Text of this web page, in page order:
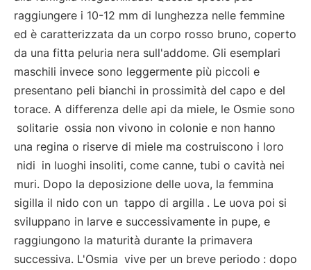
raggiungere i 10-12 mm di lunghezza nelle femmine
ed è caratterizzata da un corpo rosso bruno, coperto
da una fitta peluria nera sull'addome. Gli esemplari
maschili invece sono leggermente più piccoli e
presentano peli bianchi in prossimità del capo e del
torace. A differenza delle api da miele, le Osmie sono
solitarie ossia non vivono in colonie e non hanno
una regina o riserve di miele ma costruiscono i loro
nidi in luoghi insoliti, come canne, tubi o cavità nei
muri. Dopo la deposizione delle uova, la femmina
sigilla il nido con un tappo di argilla . Le uova poi si
sviluppano in larve e successivamente in pupe, e
raggiungono la maturità durante la primavera
successiva. L'Osmia vive per un breve periodo : dopo